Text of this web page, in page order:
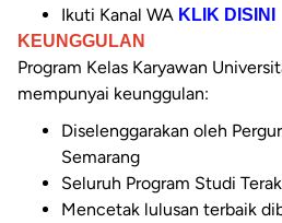
Ikuti Kanal WA KLIK DISINI
KEUNGGULAN
Program Kelas Karyawan
mempunyai keunggulan:
Diselenggarakan oleh
Semarang
Seluruh Program Studi
Mencetak lulusan terbaik